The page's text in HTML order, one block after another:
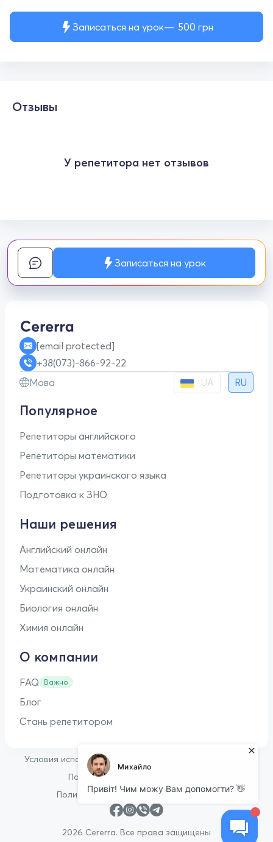
Записаться на урок 500 грн
Отзывы
У репетитора нет отзывов
Записаться на урок
[email protected]
+38(073)-866-92-22
Мова
UA RU
Популярное
Репетиторы английского
Репетиторы математики
Репетиторы украинского языка
Подготовка к ЗНО
Наши решения
Английский онлайн
Математика онлайн
Украинский онлайн
Биология онлайн
Химия онлайн
О компании
FAQ Важно
Блог
Стань репетитором
2026 Cererra. Все права защищены
Условия использования
Политика конфиденциальности
Политика в отношении файлов cookie